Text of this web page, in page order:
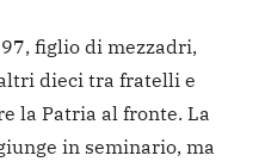
figlio di mezzadri,
dieci tra fratelli e
la Patria al fronte. La
in seminario, ma